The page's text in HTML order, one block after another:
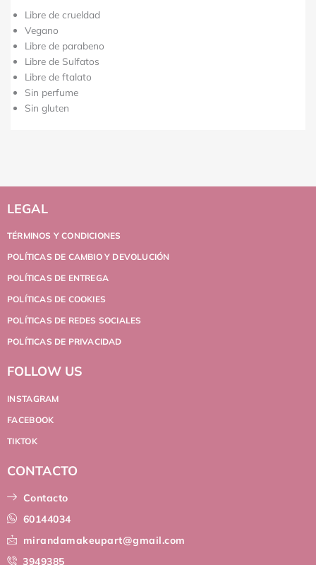
Libre de crueldad
Vegano
Libre de parabeno
Libre de Sulfatos
Libre de ftalato
Sin perfume
Sin gluten
LEGAL
TÉRMINOS Y CONDICIONES
POLÍTICAS DE CAMBIO Y DEVOLUCIÓN
POLÍTICAS DE ENTREGA
POLÍTICAS DE COOKIES
POLÍTICAS DE REDES SOCIALES
POLÍTICAS DE PRIVACIDAD
FOLLOW US
INSTAGRAM
FACEBOOK
TIKTOK
CONTACTO
Contacto
60144034
mirandamakeupart@gmail.com
3949385